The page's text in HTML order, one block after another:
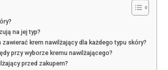
na jej typ?
zawierać krem nawilżający dla każdego typu skóry?
przy wyborze kremu nawilżającego?
przed zakupem?